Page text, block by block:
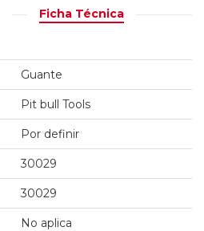
Ficha Técnica
Guante
Pit bull Tools
Por definir
30029
30029
No aplica